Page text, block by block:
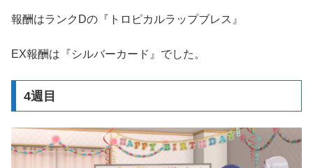
報酬はランクDの『トロピカルラップブレス』
EX報酬は『シルバーカード』でした。
4週目